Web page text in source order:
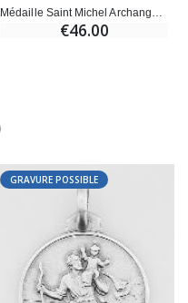
€46.00
GRAVURE POSSIBLE